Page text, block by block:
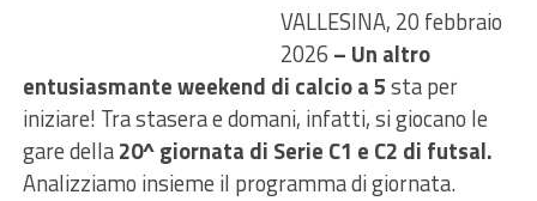
VALLESINA, 20 febbraio
2026 – Un altro
entusiasmante weekend di calcio a 5sta per
iniziare! Tra stasera e domani, infatti, si giocano le
gare della20^ giornata di Serie C1 e C2 di futsal.
Analizziamo insieme il programma di giornata.